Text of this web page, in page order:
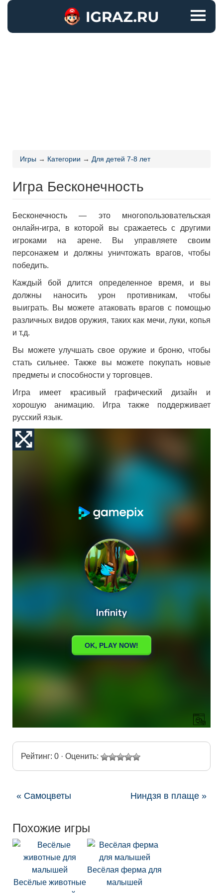
Игры → Категории → Для детей 7-8 лет
Игра Бесконечность
Бесконечность — это многопользовательская
онлайн-игра, в которой вы сражаетесь с другими
игроками на арене. Вы управляете своим
персонажем и должны уничтожать врагов, чтобы
победить.
Каждый бой длится определенное время, и вы
должны наносить урон противникам, чтобы
выиграть. Вы можете атаковать врагов с помощью
различных видов оружия, таких как мечи, луки, копья
и т.д.
Вы можете улучшать свое оружие и броню, чтобы
стать сильнее. Также вы можете покупать новые
предметы и способности у торговцев.
Игра имеет красивый графический дизайн и
хорошую анимацию. Игра также поддерживает
русский язык.
Рейтинг: 0 · Оценить:
« Самоцветы Ниндзя в плаще »
Похожие игры
Весёлые животные
Весёлая ферма для
малышей